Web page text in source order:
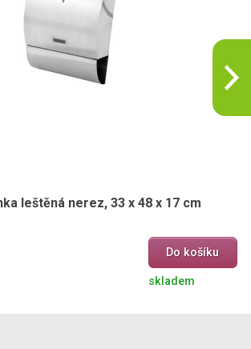
leštěná nerez, 33 x 48 x 17 cm
Do košíku
skladem